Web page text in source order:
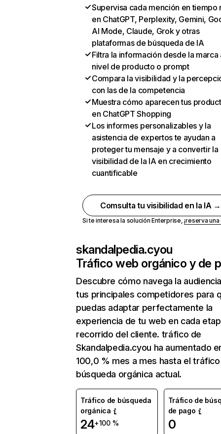
Supervisa cada mención en tiempo
en ChatGPT, Perplexity, Gemini,
AI Mode, Claude, Grok y otras
plataformas de búsqueda de IA
Filtra la información desde la marca
nivel de producto o prompt
Compara la visibilidad y la
con las de la competencia
Muestra cómo aparecen tus
en ChatGPT Shopping
Los informes personalizables y la
asistencia de expertos te ayudan a
proteger tu mensaje y a convertir la
visibilidad de la IA en crecimiento
cuantificable
Comsulta tu visibilidad en la IA →
Si te interesa la solución Enterprise,¡reserva
skandalpedia.cyou
Tráfico web orgánico y de
Descubre cómo navega la
tus principales competidores para
puedas adaptar perfectamente la
experiencia de tu web en cada
recorrido del cliente. tráfico de
Skandalpedia.cyou ha aumentado
100,0 % mes a mes hasta el
búsqueda orgánica actual.
Tráfico de búsqueda
orgánica
24+100 %
Tráfico de
de pago
0